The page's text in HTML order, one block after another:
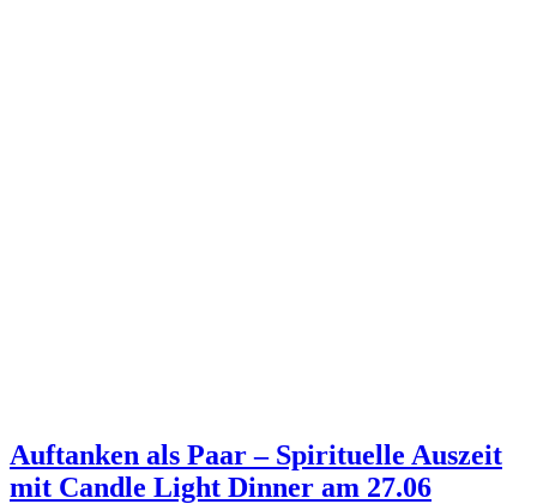
Auftanken als Paar – Spirituelle Auszeit
mit ‎Candle Light Dinner am 27.06